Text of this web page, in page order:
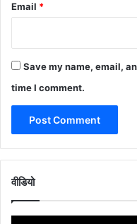
Email *
Save my name, email,
time I comment.
वीडियो